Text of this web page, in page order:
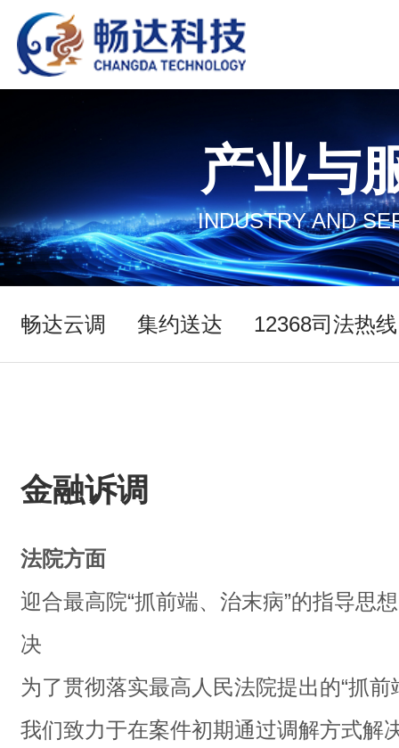
产业与
INDUSTRY AND
畅达云调 集约送达 12368司法热线
金融诉调
法院方面
迎合最高院“抓前端、治末病”的指导思
决
为了贯彻落实最高人民法院提出的“抓
我们致力于在案件初期通过调解方式解